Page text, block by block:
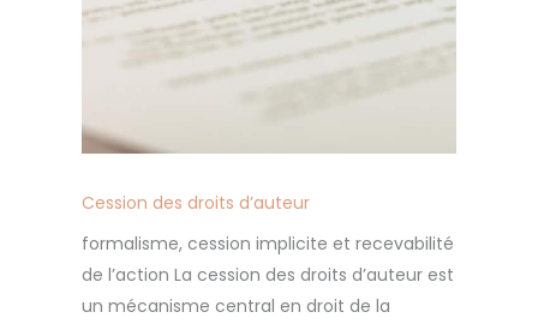
Cession des droits d’auteur
formalisme, cession implicite et recevabilité
de l’action La cession des droits d’auteur est
un mécanisme central en droit de la